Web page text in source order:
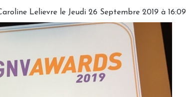
Lelievre le Jeudi 26 Septembre 2019 à 16:09